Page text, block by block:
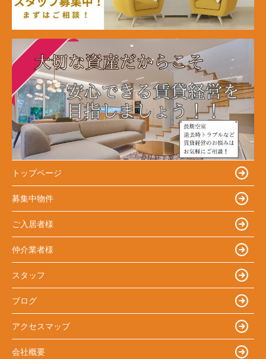
トップページ
募集中物件
ご入居者様
仲介業者様
スタッフ
ブログ
アクセスマップ
会社概要